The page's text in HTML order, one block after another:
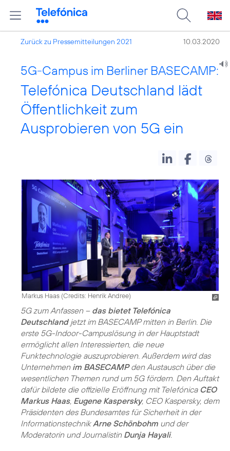
Zurück zu Pressemitteilungen 2021 10.03.2020
5G-Campus im Berliner BASECAMP:
Telefónica Deutschland lädt
Öffentlichkeit zum
Ausprobieren von 5G ein
Markus Haas (Credits: Henrik Andree)
5Gzum Anfassen – das bietet Telefónica
Deutschlandjetzt im BASECAMP mitten in Berlin. Die
erste 5G-Indoor-Campuslösung in der Hauptstadt
ermöglicht allen Interessierten, die neue
Funktechnologie auszuprobieren. Außerdem wird das
Unternehmen im BASECAMPden Austausch über die
wesentlichen Themen rund um 5G fördern. Den Auftakt
dafür bildete die offizielle Eröffnung mit Telefónica CEO
Markus Haas, Eugene Kaspersky, CEO Kaspersky, dem
Präsidenten des Bundesamtes für Sicherheit in der
InformationstechnikArne Schönbohm und der
Moderatorin und Journalistin Dunja Hayali.